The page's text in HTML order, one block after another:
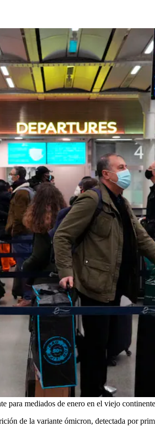
para mediados de enero en el viejo
de la variante ómicron, detectada por